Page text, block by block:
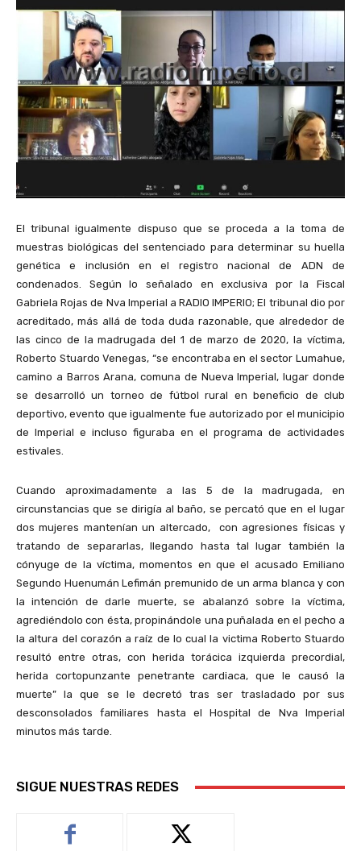
El tribunal igualmente dispuso que se proceda a la toma de
muestras biológicas del sentenciado para determinar su huella
genética e inclusión en el registro nacional de ADN de
condenados. Según lo señalado en exclusiva por la Fiscal
Gabriela Rojas de Nva Imperial a RADIO IMPERIO; El tribunal dio por
acreditado, más allá de toda duda razonable, que alrededor de
las cinco de la madrugada del 1 de marzo de 2020, la víctima,
Roberto Stuardo Venegas, “se encontraba en el sector Lumahue,
camino a Barros Arana, comuna de Nueva Imperial, lugar donde
se desarrolló un torneo de fútbol rural en beneficio de club
deportivo, evento que igualmente fue autorizado por el municipio
de Imperial e incluso figuraba en el programa de actividades
estivales.
Cuando aproximadamente a las 5 de la madrugada, en
circunstancias que se dirigía al baño, se percató que en el lugar
dos mujeres mantenían un altercado, con agresiones físicas y
tratando de separarlas, llegando hasta tal lugar también la
cónyuge de la víctima, momentos en que el acusado Emiliano
Segundo Huenumán Lefimán premunido de un arma blanca y con
la intención de darle muerte, se abalanzó sobre la víctima,
agrediéndolo con ésta, propinándole una puñalada en el pecho a
la altura del corazón a raíz de lo cual la victima Roberto Stuardo
resultó entre otras, con herida torácica izquierda precordial,
herida cortopunzante penetrante cardiaca, que le causó la
muerte” la que se le decretó tras ser trasladado por sus
desconsolados familiares hasta el Hospital de Nva Imperial
minutos más tarde.
SIGUE NUESTRAS REDES